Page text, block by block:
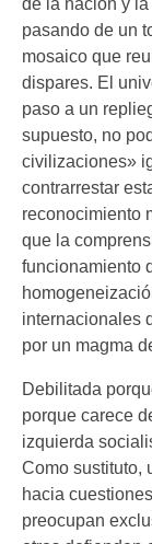
de la nación y
pasando de un
mosaico que
dispares. El
paso a un
supuesto, no
civilizaciones»
contrarrestar
reconocimiento
que la
funcionamiento
internacionales
por un magma
Debilitada
porque carece
izquierda
Como sustituto,
hacia
preocupan